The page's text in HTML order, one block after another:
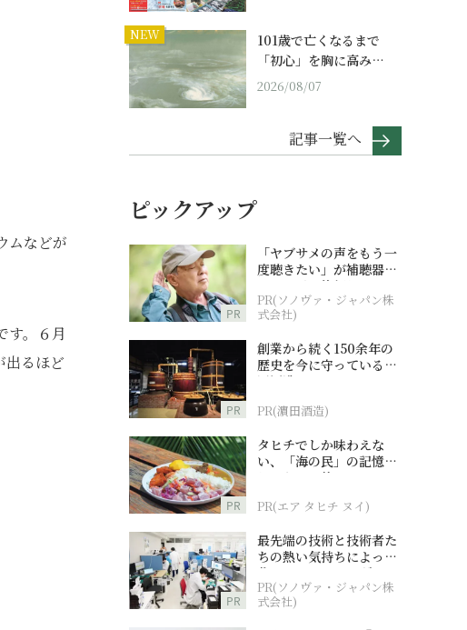
ムなどが
す。６月
出るほど
NEW
101歳で亡くなるまで
「初心」を胸に高み…
2026/08/07
記事一覧へ
ピックアップ
PR
「ヤブサメの声をもう一
度聴きたい」が補聴器チ
ャレンジの後押しに
PR(ソノヴァ・ジャパン株
式会社)
PR
創業から続く150余年の
歴史を今に守っている濵
田酒造
PR(濵田酒造)
PR
タヒチでしか味わえな
い、「海の民」の記憶へ
とつながる旅
PR(エア タヒチ ヌイ)
PR
最先端の技術と技術者た
ちの熱い気持ちによって
作られているオーダーメ
イド補聴器
PR(ソノヴァ・ジャパン株
式会社)